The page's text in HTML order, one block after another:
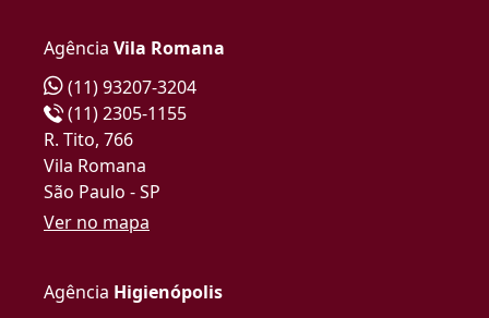
Agência Vila Romana
(11) 93207-3204
(11) 2305-1155
R. Tito, 766
Vila Romana
São Paulo - SP
Ver no mapa
Agência Higienópolis